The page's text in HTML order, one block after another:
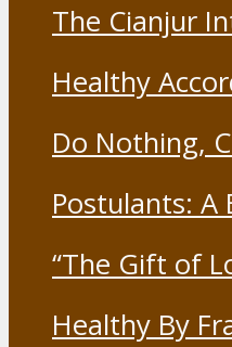
The Cianjur
19 Vaccine
Healthy
Do Nothing,
Postulants: A
“The Gift of
Healthy By